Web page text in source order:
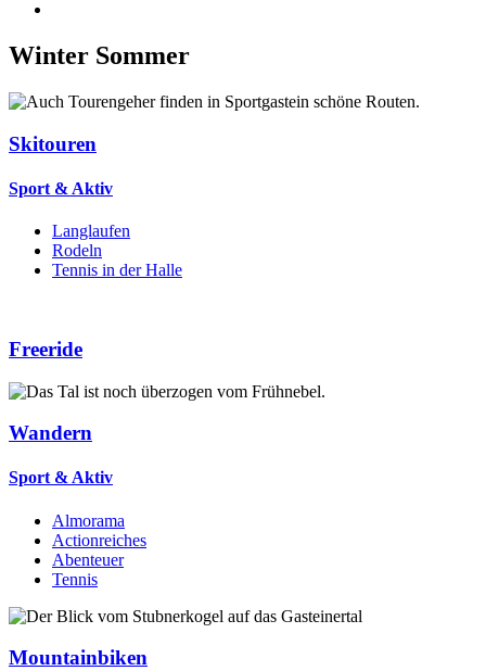
Winter Sommer
Skitouren
Sport & Aktiv
Langlaufen
Rodeln
Tennis in der Halle
Freeride
Wandern
Sport & Aktiv
Almorama
Actionreiches
Abenteuer
Tennis
Mountainbiken